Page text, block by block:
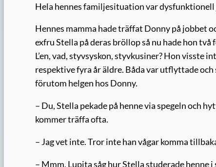
Hela hennes familjesituation var dysfunktionell
Hennes mamma hade träffat Donny på jobbet
exfru Stella på deras bröllop så nu hade hon
L’en, vad, styvsyskon, styvkusiner? Hon visste
respektive fyra år äldre. Båda var utflyttade och
förutom helgen hos Donny.
– Du, Stella pekade på henne via spegeln och
kommer träffa ofta.
– Jag vet inte. Tror inte han vågar komma
– Mmm, Lupita såg hur Stella studerade